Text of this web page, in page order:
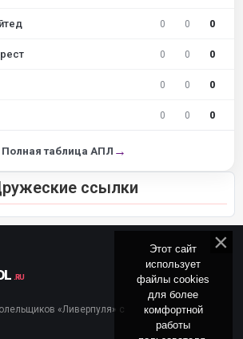
0 0 0
0 0 0
0 0 0
0 0 0
Полная таблица АПЛ →
ссылки
.RU
«Ливерпуля» с
Этот сайт
использует
файлы cookies
для более
комфортной
работы